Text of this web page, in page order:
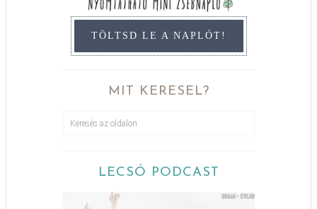
TÖLTSD LE A NAPLÓT!
MIT KERESEL?
LECSÓ PODCAST